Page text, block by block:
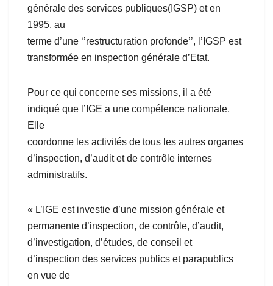
générale des services publiques(IGSP) et en
1995, au
terme d’une ‘’restructuration profonde’’, l’IGSP est
transformée en inspection générale d’Etat.
Pour ce qui concerne ses missions, il a été
indiqué que l’IGE a une compétence nationale.
Elle
coordonne les activités de tous les autres organes
d’inspection, d’audit et de contrôle internes
administratifs.
« L’IGE est investie d’une mission générale et
permanente d’inspection, de contrôle, d’audit,
d’investigation, d’études, de conseil et
d’inspection des services publics et parapublics
en vue de